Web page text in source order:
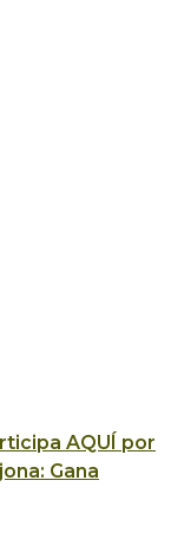
AQUÍ por
Gana